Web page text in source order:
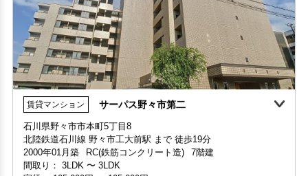
部屋号数 A202号室
家賃 69,000円・共益費 4,500円
階数 2階
間取り 2LDK・専有面積 57.93㎡
敷金 2ヶ月 ・礼金 -
賃貸マンション サーパス野々市第二
石川県野々市市本町5丁目8
北陸鉄道石川線 野々市工大前駅 まで 徒歩19分
間取り：3LDK 〜 3LDK
家賃：105,000円 〜 105,000円